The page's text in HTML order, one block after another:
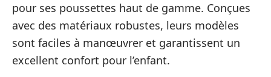
pour ses poussettes haut de gamme. Conçues
avec des matériaux robustes, leurs modèles
sont faciles à manœuvrer et garantissent un
excellent confort pour l’enfant.